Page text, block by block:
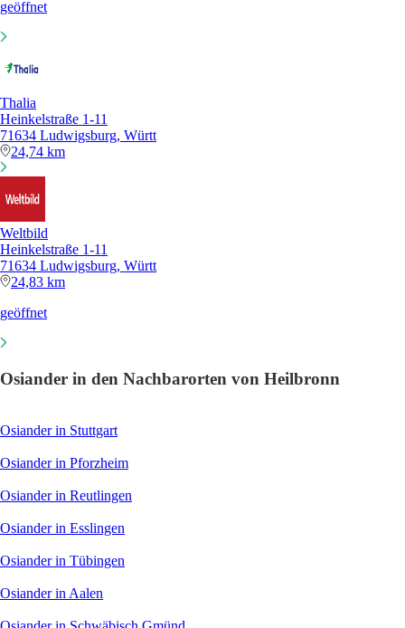
geöffnet
Thalia
Heinkelstraße 1-11
71634 Ludwigsburg, Württ
24,74 km
Weltbild
Heinkelstraße 1-11
71634 Ludwigsburg, Württ
24,83 km
geöffnet
Osiander in den Nachbarorten von Heilbronn
Osiander in Stuttgart
Osiander in Pforzheim
Osiander in Reutlingen
Osiander in Esslingen
Osiander in Tübingen
Osiander in Aalen